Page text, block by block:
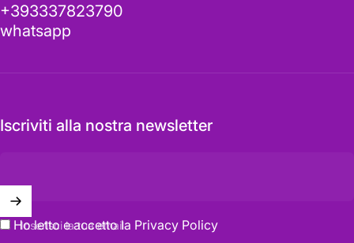
+393337823790
whatsapp
Iscriviti alla nostra newsletter
Inserisci la tua email
Ho letto e accetto la Privacy Policy